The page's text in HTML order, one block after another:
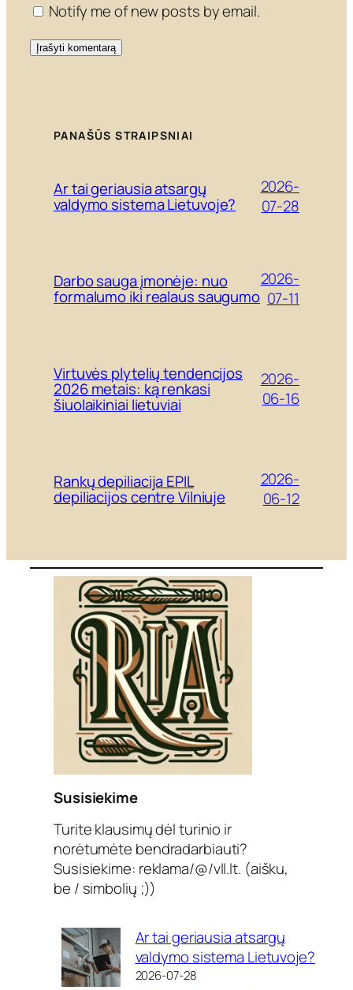
Notify me of new posts by email.
PANAŠŪS STRAIPSNIAI
Ar tai geriausia atsargų
valdymo sistema Lietuvoje?
2026-
07-28
Darbo sauga įmonėje: nuo
formalumo iki realaus saugumo
2026-
07-11
Virtuvės plytelių tendencijos
2026 metais: ką renkasi
šiuolaikiniai lietuviai
2026-
06-16
Rankų depiliacija EPIL
depiliacijos centre Vilniuje
2026-
06-12
Susisiekime
Turite klausimų dėl turinio ir
norėtumėte bendradarbiauti?
Susisiekime: reklama/@/vll.lt. (aišku,
be / simbolių ;))
Ar tai geriausia atsargų
valdymo sistema Lietuvoje?
2026-07-28